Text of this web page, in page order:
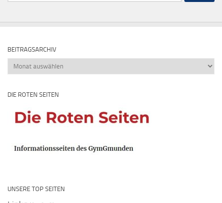
BEITRAGSARCHIV
Beitragsarchiv
DIE ROTEN SEITEN
UNSERE TOP SEITEN